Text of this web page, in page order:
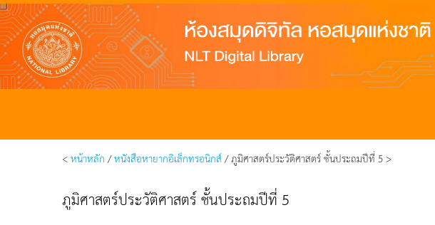
<หน้าหลัก /หนังสือหายากอิเล็กทรอนิกส์/ ภูมิศาสตร์ประวัติศาสตร์ ชั้นประถมปีที่ 5 >
ภูมิศาสตร์ประวัติศาสตร์ ชั้นประถมปีที่ 5